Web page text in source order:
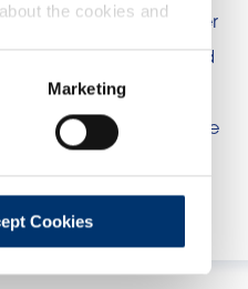
the cookies and
Marketing
Cookies
n. 1924/2006 or other
evaluated by the Food
are not intended to
a final product with the